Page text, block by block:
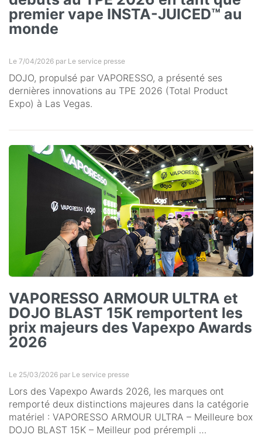
premier vape INSTA-JUICED™ au
monde
Le 7/04/2026 par Le service presse
DOJO, propulsé par VAPORESSO, a présenté ses
dernières innovations au TPE 2026 (Total Product
Expo) à Las Vegas.
VAPORESSO ARMOUR ULTRA et
DOJO BLAST 15K remportent les
prix majeurs des Vapexpo Awards
2026
Le 25/03/2026 par Le service presse
Lors des Vapexpo Awards 2026, les marques ont
remporté deux distinctions majeures dans la catégorie
matériel : VAPORESSO ARMOUR ULTRA – Meilleure box
DOJO BLAST 15K – Meilleur pod prérempli …